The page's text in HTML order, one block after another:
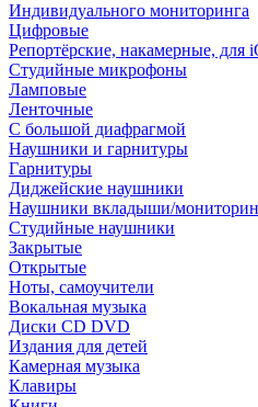
Индивидуального мониторинга
Цифровые
Репортёрские, накамерные, для
Студийные микрофоны
Ламповые
Ленточные
С большой диафрагмой
Наушники и гарнитуры
Гарнитуры
Диджейские наушники
Наушники вкладыши/
Студийные наушники
Закрытые
Открытые
Ноты, самоучители
Вокальная музыка
Диски CD DVD
Издания для детей
Камерная музыка
Клавиры